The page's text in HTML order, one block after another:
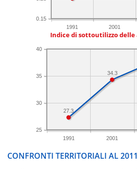
1991 2001
0.15
Indice di sottoutilizzo
1991 2001
25
30
35
40
34.3
27.3
CONFRONTI TERRITORIALI AL 2011